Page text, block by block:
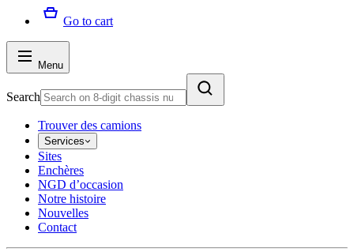
Go to cart
Menu
Search
Trouver des camions
Services
Sites
Enchères
NGD d’occasion
Notre histoire
Nouvelles
Contact